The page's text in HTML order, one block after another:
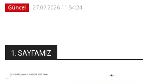
Güncel 27.07.2026 11:54:24
1. SAYFAMIZ